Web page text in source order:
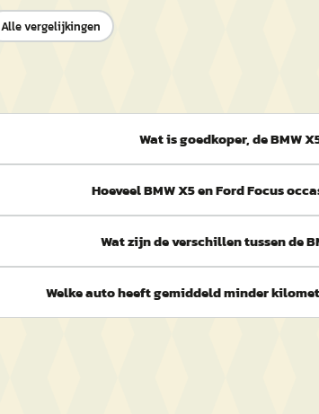
Alle vergelijkingen
Wat is goedkoper, de BMW
Hoeveel BMW X5 en Ford Focus
Wat zijn de verschillen tussen de
Welke auto heeft gemiddeld minder